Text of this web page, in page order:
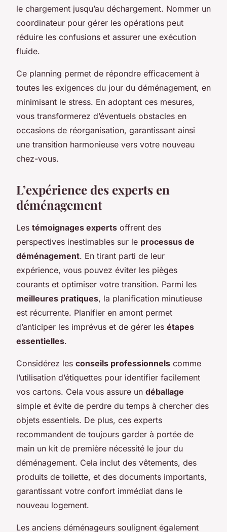
le chargement jusqu’au déchargement. Nommer un
coordinateur pour gérer les opérations peut
réduire les confusions et assurer une exécution
fluide.
Ce planning permet de répondre efficacement à
toutes les exigences du jour du déménagement, en
minimisant le stress. En adoptant ces mesures,
vous transformerez d’éventuels obstacles en
occasions de réorganisation, garantissant ainsi
une transition harmonieuse vers votre nouveau
chez-vous.
L’expérience des experts en
déménagement
Les témoignages experts offrent des
perspectives inestimables sur le processus de
déménagement. En tirant parti de leur
expérience, vous pouvez éviter les pièges
courants et optimiser votre transition. Parmi les
meilleures pratiques, la planification minutieuse
est récurrente. Planifier en amont permet
d’anticiper les imprévus et de gérer les étapes
essentielles.
Considérez les conseils professionnels comme
l’utilisation d’étiquettes pour identifier facilement
vos cartons. Cela vous assure un déballage
simple et évite de perdre du temps à chercher des
objets essentiels. De plus, ces experts
recommandent de toujours garder à portée de
main un kit de première nécessité le jour du
déménagement. Cela inclut des vêtements, des
produits de toilette, et des documents importants,
garantissant votre confort immédiat dans le
nouveau logement.
Les anciens déménageurs soulignent également